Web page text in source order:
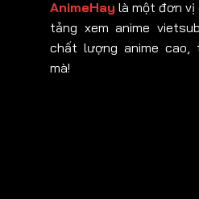
AnimeHay là một đơn vị
tảng xem anime
chất lượng anime
mà!